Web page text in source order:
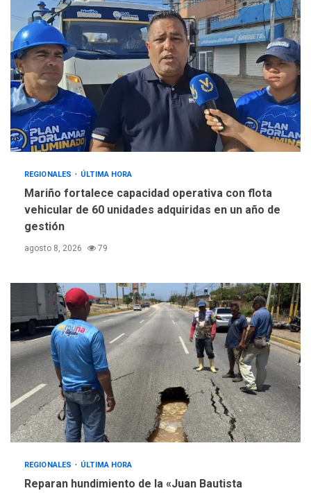
REGIONALES ÚLTIMA HORA
Mariño fortalece capacidad operativa con flota
vehicular de 60 unidades adquiridas en un año de
gestión
agosto 8, 2026 79
REGIONALES ÚLTIMA HORA
Reparan hundimiento de la «Juan Bautista